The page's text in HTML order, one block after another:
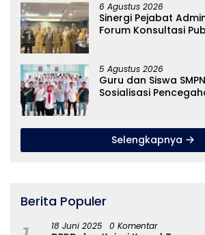
6 Agustus 2026
Sinergi Pejabat
Forum Konsultasi
5 Agustus 2026
Guru dan Siswa
Sosialisasi
Selengkapnya
Berita Populer
18 Juni 2025 0 Komentar